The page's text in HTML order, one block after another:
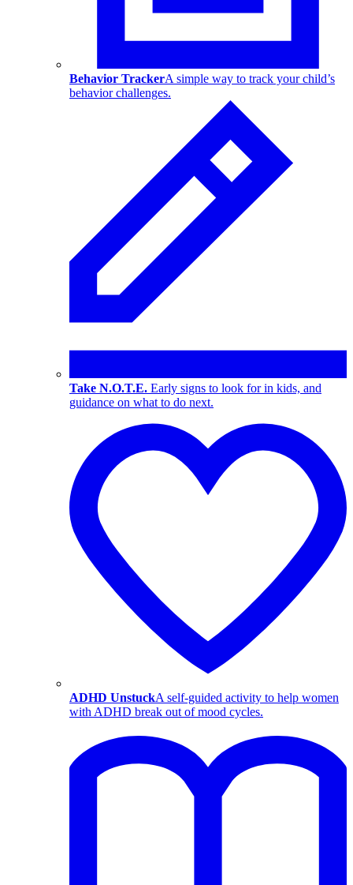
Behavior TrackerA simple way to track your child’s
behavior challenges.
Take N.O.T.E. Early signs to look for in kids, and
guidance on what to do next.
ADHD UnstuckA self-guided activity to help women
with ADHD break out of mood cycles.